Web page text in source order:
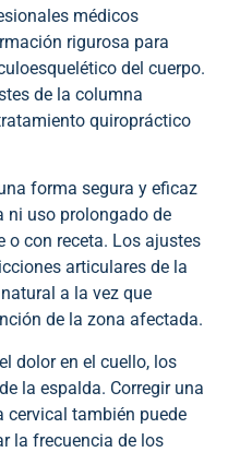
médicos
rigurosa para
del cuerpo.
de la columna
quiropráctico
forma segura y eficaz
ni uso prolongado de
o con receta. Los ajustes
articulares de la
a la vez que
de la zona afectada.
dolor en el cuello, los
la espalda. Corregir una
cervical también puede
la frecuencia de los